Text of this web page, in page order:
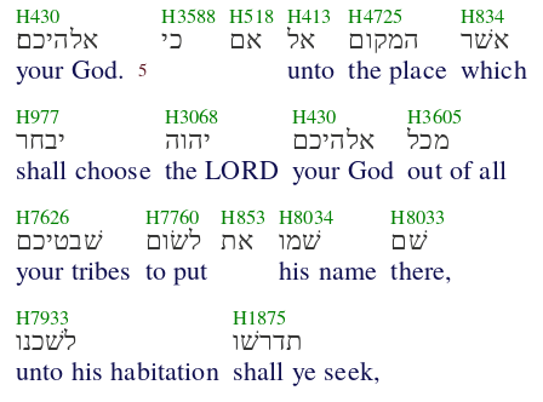
H430
אלהיכם׃
your God. 5
H3588
כי
H518
אם
H413
אל
unto
H4725
המקום
the place
H834
אשׁר
which
H977
יבחר
shall choose
H3068
יהוה
the LORD
H430
אלהיכם
your God
H3605
מכל
out of all
H7626
שׁבטיכם
your tribes
H7760
לשׂום
to put
H853
את
H8034
שׁמו
his name
H8033
שׁם
there,
H7933
לשׁכנו
unto his habitation
H1875
תדרשׁו
shall ye seek,